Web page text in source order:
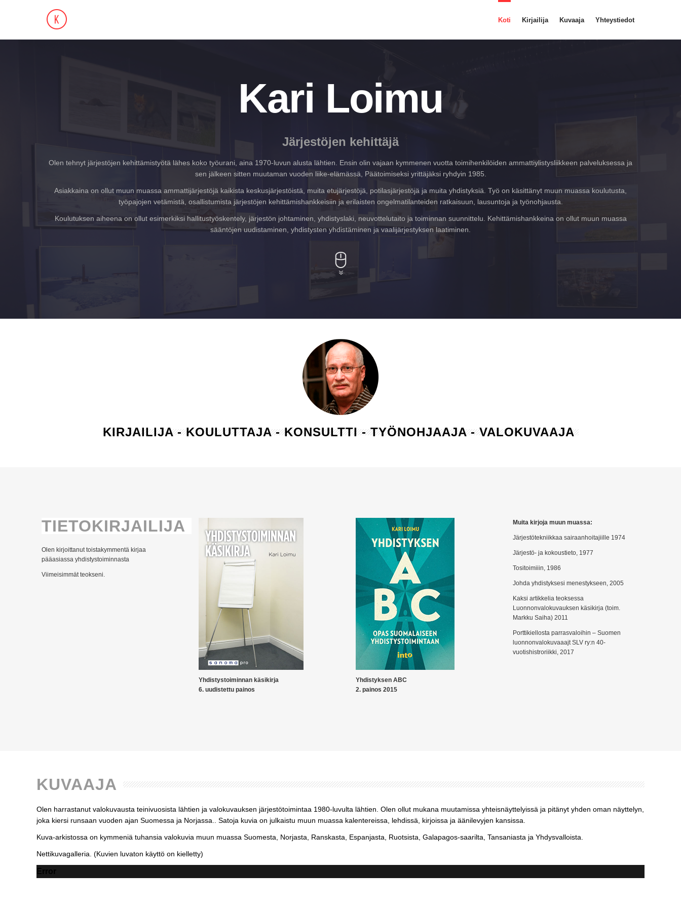
Koti Kirjailija Kuvaaja Yhteystiedot
Kari Loimu
Järjestöjen kehittäjä
Olen tehnyt järjestöjen kehittämistyötä lähes koko työurani, aina 1970-luvun alusta lähtien. Ensin olin vajaan kymmenen vuotta toimihenkilöiden ammattiylistysliikkeen palveluksessa ja
sen jälkeen sitten muutaman vuoden liike-elämässä, Päätoimiseksi yrittäjäksi ryhdyin 1985.
Asiakkaina on ollut muun muassa ammattijärjestöjä kaikista keskusjärjestöistä, muita etujärjestöjä, potilasjärjestöjä ja muita yhdistyksiä. Työ on käsittänyt muun muassa koulutusta,
työpajojen vetämistä, osallistumista järjestöjen kehittämishankkeisiin ja erilaisten ongelmatilanteiden ratkaisuun, lausuntoja ja työnohjausta.
Koulutuksen aiheena on ollut esimerkiksi hallitustyöskentely, järjestön johtaminen, yhdistyslaki, neuvottelutaito ja toiminnan suunnittelu. Kehittämishankkeina on ollut muun muassa
sääntöjen uudistaminen, yhdistysten yhdistäminen ja vaalijärjestyksen laatiminen.
KIRJAILIJA - KOULUTTAJA - KONSULTTI - TYÖNOHJAAJA - VALOKUVAAJA
TIETOKIRJAILIJA
Olen kirjoittanut toistakymmentä kirjaa
pääasiassa yhdistystoiminnasta
Viimeisimmät teokseni.
Yhdistystoiminnan käsikirja
6. uudistettu painos
Yhdistyksen ABC
2. painos 2015
Muita kirjoja muun muassa:
Järjestötekniikkaa sairaanhoitajiille 1974
Järjestö- ja kokoustieto, 1977
Tositoimiiin, 1986
Johda yhdistyksesi menestykseen, 2005
Kaksi artikkelia teoksessa
Luonnonvalokuvauksen käsikirja (toim.
Markku Saiha) 2011
Porttikiellosta parrasvaloihin – Suomen
luonnonvalokuvaaajt SLV ry:n 40-
vuotishistroriikki, 2017
KUVAAJA
Olen harrastanut valokuvausta teinivuosista lähtien ja valokuvauksen järjestötoimintaa 1980-luvulta lähtien. Olen ollut mukana muutamissa yhteisnäyttelyissä ja pitänyt yhden oman näyttelyn,
joka kiersi runsaan vuoden ajan Suomessa ja Norjassa.. Satoja kuvia on julkaistu muun muassa kalentereissa, lehdissä, kirjoissa ja äänilevyjen kansissa.
Kuva-arkistossa on kymmeniä tuhansia valokuvia muun muassa Suomesta, Norjasta, Ranskasta, Espanjasta, Ruotsista, Galapagos-saarilta, Tansaniasta ja Yhdysvalloista.
Nettikuvagalleria. (Kuvien luvaton käyttö on kielletty)
Error